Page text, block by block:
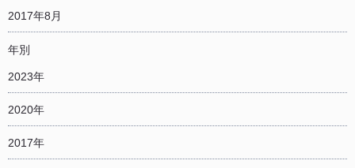
2017年8月
年別
2023年
2020年
2017年